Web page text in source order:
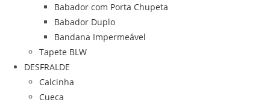
Babador com Porta Chupeta
Babador Duplo
Bandana Impermeável
Tapete BLW
DESFRALDE
Calcinha
Cueca